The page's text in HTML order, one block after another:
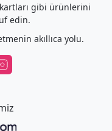
gibi ürünlerini
edin.
akıllıca yolu.